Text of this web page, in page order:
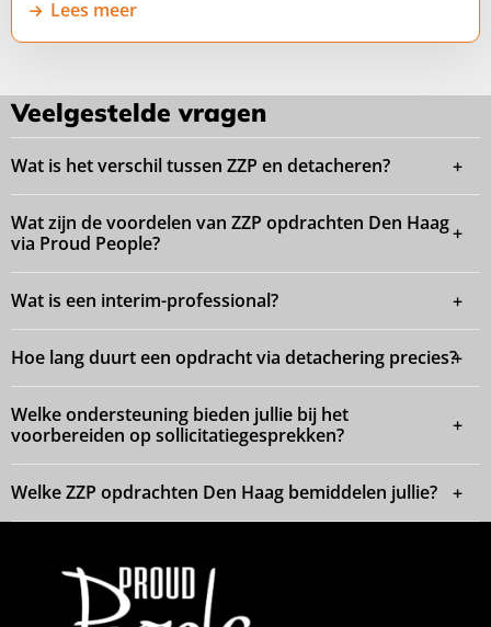
Lees meer
Veelgestelde vragen
Wat is het verschil tussen ZZP en detacheren?
Wat zijn de voordelen van ZZP opdrachten Den Haag
via Proud People?
Wat is een interim-professional?
Hoe lang duurt een opdracht via detachering precies?
Welke ondersteuning bieden jullie bij het
voorbereiden op sollicitatiegesprekken?
Welke ZZP opdrachten Den Haag bemiddelen jullie?